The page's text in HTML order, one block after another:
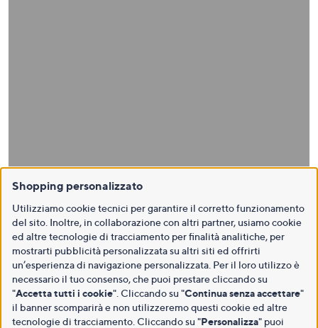
Shopping personalizzato
Utilizziamo cookie tecnici per garantire il corretto funzionamento
del sito. Inoltre, in collaborazione con altri partner, usiamo cookie
ed altre tecnologie di tracciamento per finalità analitiche, per
mostrarti pubblicità personalizzata su altri siti ed offrirti
un’esperienza di navigazione personalizzata. Per il loro utilizzo è
necessario il tuo consenso, che puoi prestare cliccando su
"Accetta tutti i cookie". Cliccando su "Continua senza accettare"
il banner scomparirà e non utilizzeremo questi cookie ed altre
tecnologie di tracciamento. Cliccando su "Personalizza" puoi